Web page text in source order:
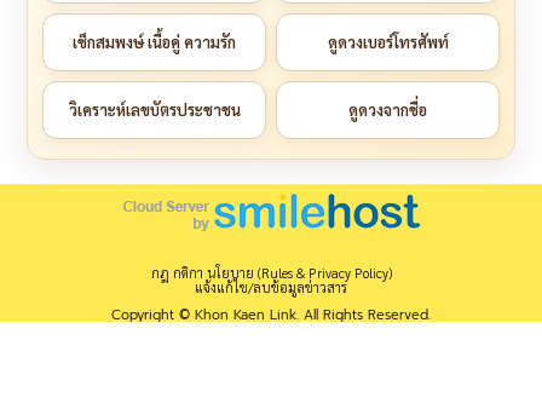
เช็กสมพงษ์ เนื้อคู่ ความรัก ดูดวงเบอร์โทรศัพท์
วิเคราะห์เลขบัตรประชาชน ดูดวงจากชื่อ
กฎ กติกา นโยบาย (Rules & Privacy Policy)
แจ้งแก้ไข/ลบข้อมูลข่าวสาร
Copyright © Khon Kaen Link. All Rights Reserved.